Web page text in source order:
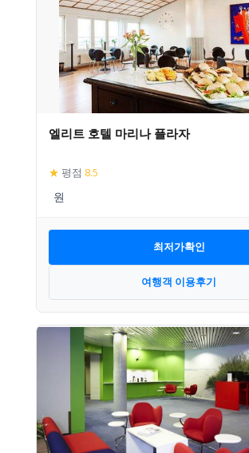
엘리트 호텔 마리나 플라자
★ 평점 8.5
최저가확인
여행객 이용후기